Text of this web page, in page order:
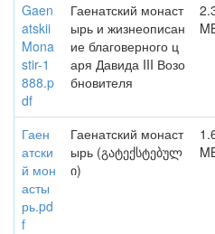
Gaen
atskii
Mona
stir-1
888.p
df
Гаенатский монаст
ырь и жизнеописан
ие благоверного ц
аря Давида III Возо
бновителя
Гаен
атски
й мон
асты
рь.pd
f
Гаенатский монаст
ырь (გატექსტებულ
ი)